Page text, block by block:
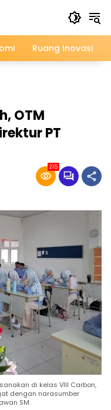
Ruang Inovasi
OTM
PT
215
di kelas VIII Carbon,
dengan narasumber
SM.